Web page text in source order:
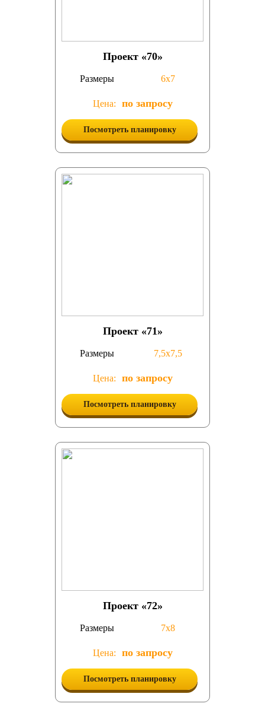
Проект «70»
Размеры 6х7
Цена: по запросу
Посмотреть планировку
Проект «71»
Размеры 7,5х7,5
Цена: по запросу
Посмотреть планировку
Проект «72»
Размеры 7х8
Цена: по запросу
Посмотреть планировку